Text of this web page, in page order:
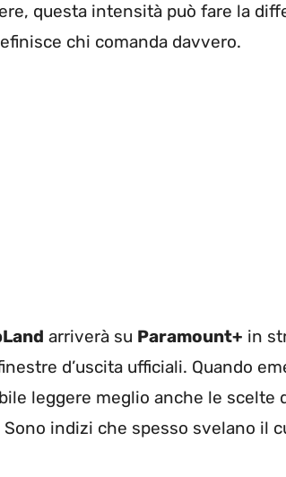
questa intensità può fare la
chi comanda davvero.
arriverà su Paramount+ in
d’uscita ufficiali. Quando
leggere meglio anche le scelte
indizi che spesso svelano il